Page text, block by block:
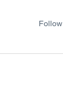
Follow